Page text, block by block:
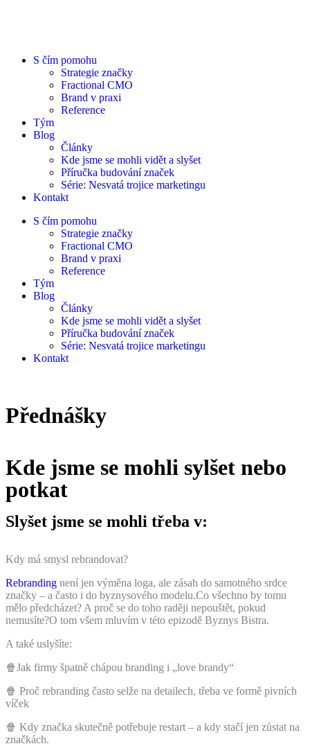
S čím pomohu
Strategie značky
Fractional CMO
Brand v praxi
Reference
Tým
Blog
Články
Kde jsme se mohli vidět a slyšet
Příručka budování značek
Série: Nesvatá trojice marketingu
Kontakt
S čím pomohu
Strategie značky
Fractional CMO
Brand v praxi
Reference
Tým
Blog
Články
Kde jsme se mohli vidět a slyšet
Příručka budování značek
Série: Nesvatá trojice marketingu
Kontakt
Přednášky
Kde jsme se mohli sylšet nebo
potkat
Slyšet jsme se mohli třeba v:
Kdy má smysl rebrandovat?
Rebranding není jen výměna loga, ale zásah do samotného srdce
značky – a často i do byznysového modelu.Co všechno by tomu
mělo předcházet? A proč se do toho raději nepouštět, pokud
nemusíte?O tom všem mluvím v této epizodě Byznys Bistra.
A také uslyšíte:
🍿Jak firmy špatně chápou branding i „love brandy“
🍿 Proč rebranding často selže na detailech, třeba ve formě pivních
víček
🍿 Kdy značka skutečně potřebuje restart – a kdy stačí jen zůstat na
značkách.